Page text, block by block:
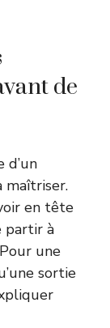
de
maîtriser.
en tête
partir à
une
sortie